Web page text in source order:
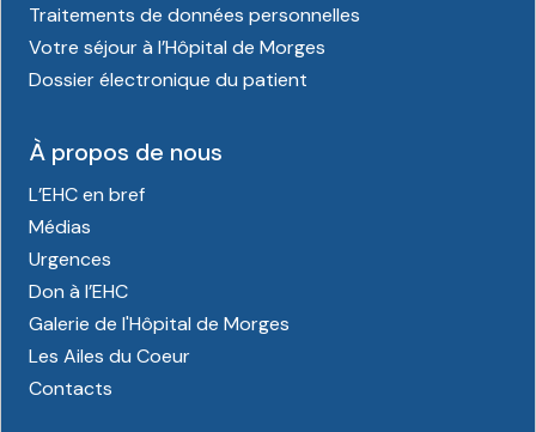
Traitements de données personnelles
Votre séjour à l’Hôpital de Morges
Dossier électronique du patient
À propos de nous
L’EHC en bref
Médias
Urgences
Don à l’EHC
Galerie de l'Hôpital de Morges
Les Ailes du Coeur
Contacts